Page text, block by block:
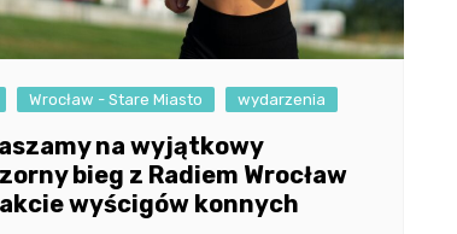
Wrocław - Stare Miasto wydarzenia
na wyjątkowy
bieg z Radiem Wrocław
wyścigów konnych